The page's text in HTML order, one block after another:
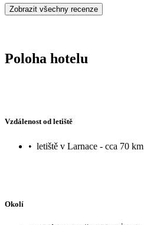
Zobrazit všechny recenze
Poloha hotelu
Vzdálenost od letiště
• letiště v Larnace - cca 70 km
Okolí